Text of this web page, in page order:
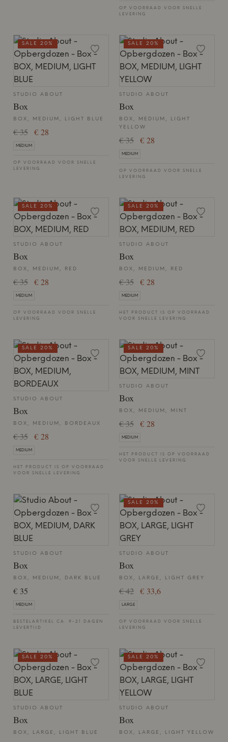
OP VOORRAAD VOOR SNELLE
LEVERING
STUDIO ABOUT
Box
BOX, MEDIUM, LIGHT BLUE
€ 35 € 28
MEDIUM
OP VOORRAAD VOOR SNELLE
LEVERING
SALE 20%
STUDIO ABOUT
Box
BOX, MEDIUM, LIGHT
YELLOW
€ 35 € 28
MEDIUM
OP VOORRAAD VOOR SNELLE
LEVERING
SALE 20%
STUDIO ABOUT
Box
BOX, MEDIUM, RED
€ 35 € 28
MEDIUM
OP VOORRAAD VOOR SNELLE
LEVERING
SALE 20%
STUDIO ABOUT
Box
BOX, MEDIUM, RED
€ 35 € 28
MEDIUM
HET PRODUCT IS OP VOORRAAD
VOOR SNELLE LEVERING
SALE 20%
STUDIO ABOUT
Box
BOX, MEDIUM, BORDEAUX
€ 35 € 28
MEDIUM
HET PRODUCT IS OP VOORRAAD
VOOR SNELLE LEVERING
SALE 20%
STUDIO ABOUT
Box
BOX, MEDIUM, MINT
€ 35 € 28
MEDIUM
HET PRODUCT IS OP VOORRAAD
VOOR SNELLE LEVERING
SALE 20%
STUDIO ABOUT
Box
BOX, MEDIUM, DARK BLUE
€ 35
MEDIUM
BESTELARTIKEL CA. 9-21 DAGEN
LEVERTIJD
STUDIO ABOUT
Box
BOX, LARGE, LIGHT GREY
€ 42 € 33,6
LARGE
OP VOORRAAD VOOR SNELLE
LEVERING
SALE 20%
STUDIO ABOUT
Box
BOX, LARGE, LIGHT BLUE
SALE 20%
STUDIO ABOUT
Box
BOX, LARGE, LIGHT YELLOW
SALE 20%